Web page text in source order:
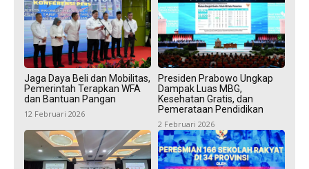
Jaga Daya Beli dan Mobilitas,
Pemerintah Terapkan WFA
dan Bantuan Pangan
12 Februari 2026
Presiden Prabowo Ungkap
Dampak Luas MBG,
Kesehatan Gratis, dan
Pemerataan Pendidikan
2 Februari 2026